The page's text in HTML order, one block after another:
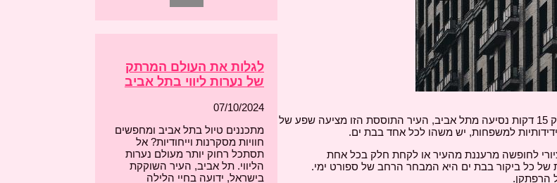
בחיפוש אחר יעד מרגש בישראל, מומלץ לבדוק את בת ים. במרחק של רק 15 דקות נסיעה מתל אביב, העיר התוססת הזו מציעה שפע של
למשפחות, יש משהו לכל אחד בבת ים.
לחופשה מרעננת מהעיר או לקחת חלק בכל אחת
של כל ביקור בבת ים היא המבחר הרחב של ספורט ימי.
הרפתקן.
לגלות את העולם המרתק
של נערות ליווי בתל אביב
07/10/2024
מתכננים טיול בתל אביב ומחפשים
חוויות מסקרנות וייחודיות? אל
תסתכל רחוק יותר מעולם נערות
הליווי. תל אביב, העיר השוקקת
בישראל, ידועה בחיי הלילה